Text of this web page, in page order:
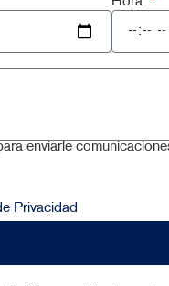
enviarle
Privacidad